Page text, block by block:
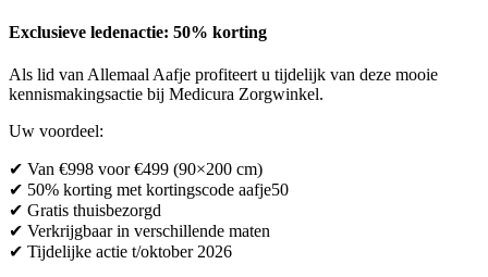
Exclusieve ledenactie: 50% korting
Als lid van Allemaal Aafje profiteert u tijdelijk van deze mooie
kennismakingsactie bij Medicura Zorgwinkel.
Uw voordeel:
✔ Van €998 voor €499 (90×200 cm)
✔ 50% korting met kortingscode aafje50
✔ Gratis thuisbezorgd
✔ Verkrijgbaar in verschillende maten
✔ Tijdelijke actie t/oktober 2026